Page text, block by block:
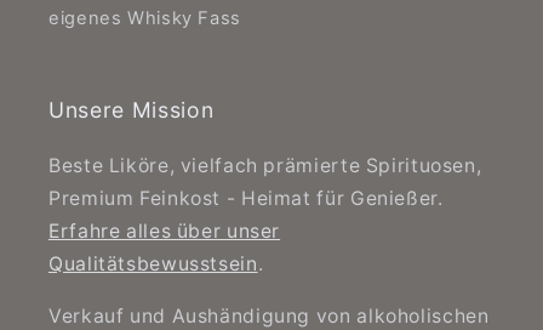
eigenes Whisky Fass
Unsere Mission
Beste Liköre, vielfach prämierte Spirituosen,
Premium Feinkost - Heimat für Genießer.
Erfahre alles über unser
Qualitätsbewusstsein.
Verkauf und Aushändigung von alkoholischen